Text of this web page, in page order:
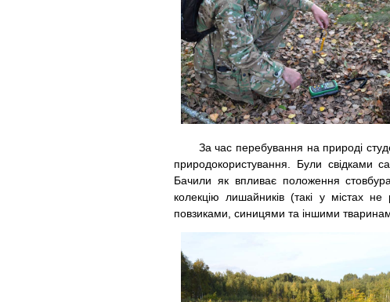
За час перебування на природі
природокористування. Були свідками
Бачили як впливає положення
колекцію лишайників (такі у містах
повзиками, синицями та іншими